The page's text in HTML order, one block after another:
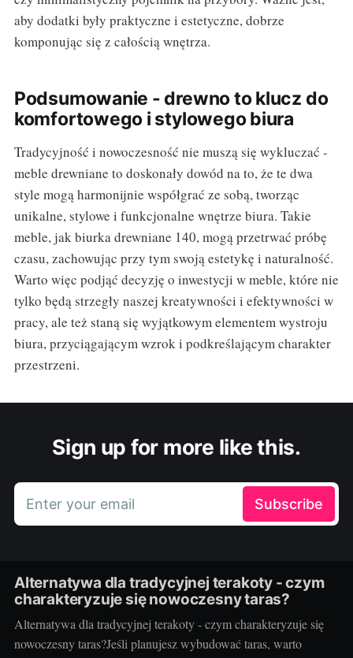
aby dodatki były praktyczne i estetyczne, dobrze
komponując się z całością wnętrza.
Podsumowanie - drewno to klucz do
komfortowego i stylowego biura
Tradycyjność i nowoczesność nie muszą się wykluczać -
meble drewniane to doskonały dowód na to, że te dwa
style mogą harmonijnie współgrać ze sobą, tworząc
unikalne, stylowe i funkcjonalne wnętrze biura. Takie
meble, jak biurka drewniane 140, mogą przetrwać próbę
czasu, zachowując przy tym swoją estetykę i naturalność.
Warto więc podjąć decyzję o inwestycji w meble, które nie
tylko będą strzegły naszej kreatywności i efektywności w
pracy, ale też staną się wyjątkowym elementem wystroju
biura, przyciągającym wzrok i podkreślającym charakter
przestrzeni.
Sign up for more like this.
Enter your email Subscribe
Alternatywa dla tradycyjnej terakoty - czym
charakteryzuje się nowoczesny taras?
Alternatywa dla tradycyjnej terakoty - czym charakteryzuje się
nowoczesny taras?Jeśli planujesz wybudować taras, warto